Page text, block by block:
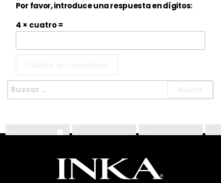
Por favor, introduce una respuesta en dígitos:
4 × cuatro =